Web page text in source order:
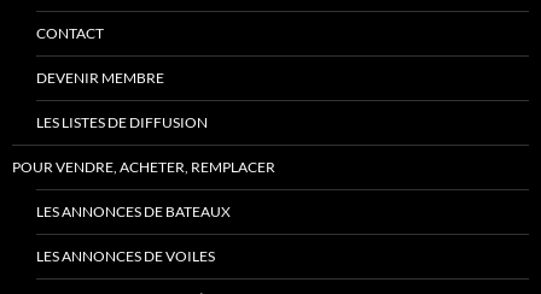
CONTACT
DEVENIR MEMBRE
LES LISTES DE DIFFUSION
POUR VENDRE, ACHETER, REMPLACER
LES ANNONCES DE BATEAUX
LES ANNONCES DE VOILES